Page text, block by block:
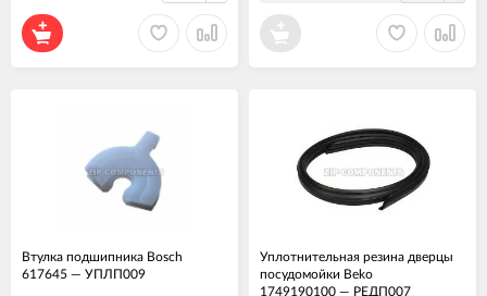
Втулка подшипника Bosch
617645 — УПЛП009
Уплотнительная резина дверцы
посудомойки Beko
1749190100 — РЕДП007